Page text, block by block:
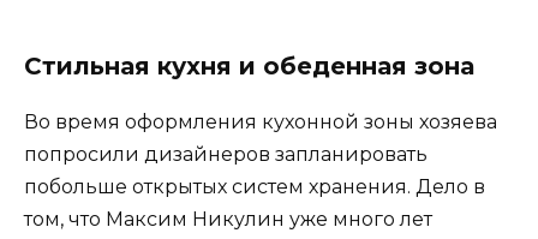
Стильная кухня и обеденная зона
Во время оформления кухонной зоны хозяева
попросили дизайнеров запланировать
побольше открытых систем хранения. Дело в
том, что Максим Никулин уже много лет